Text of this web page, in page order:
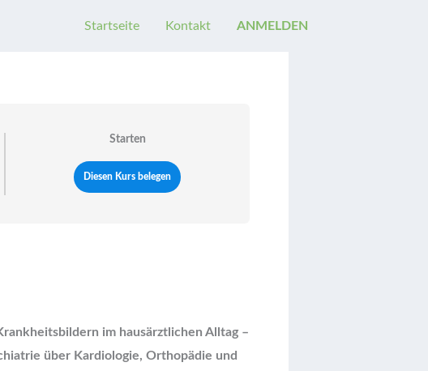
Startseite Kontakt ANMELDEN
Starten
Diesen Kurs belegen
im hausärztlichen Alltag –
über Kardiologie, Orthopädie und